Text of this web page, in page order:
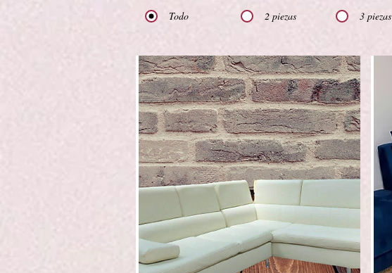
Todo 2 piezas 3 piezas